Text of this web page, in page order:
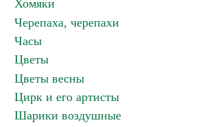
Хомяки
Черепаха, черепахи
Часы
Цветы
Цветы весны
Цирк и его артисты
Шарики воздушные